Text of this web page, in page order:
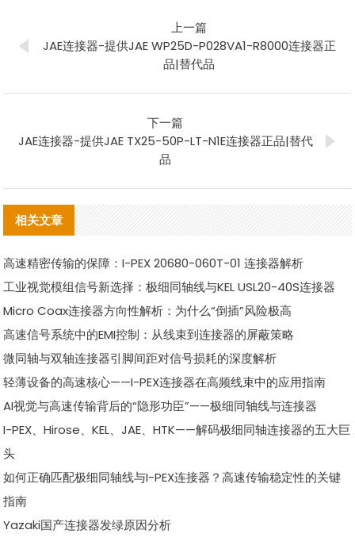
上一篇
JAE连接器-提供JAE WP25D-P028VA1-R8000连接器正
品|替代品
下一篇
JAE连接器-提供JAE TX25-50P-LT-N1E连接器正品|替代
品
相关文章
高速精密传输的保障：I-PEX 20680-060T-01 连接器解析
工业视觉模组信号新选择：极细同轴线与KEL USL20-40S连接器
Micro Coax连接器方向性解析：为什么“倒插”风险极高
高速信号系统中的EMI控制：从线束到连接器的屏蔽策略
微同轴与双轴连接器引脚间距对信号损耗的深度解析
轻薄设备的高速核心——I-PEX连接器在高频线束中的应用指南
AI视觉与高速传输背后的“隐形功臣”——极细同轴线与连接器
I-PEX、Hirose、KEL、JAE、HTK——解码极细同轴连接器的五大巨
头
如何正确匹配极细同轴线与I-PEX连接器？高速传输稳定性的关键
指南
Yazaki国产连接器发绿原因分析